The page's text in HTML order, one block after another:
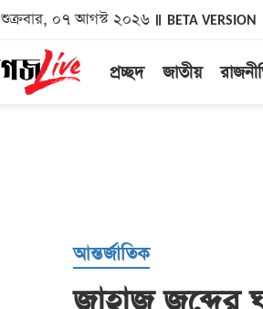
শুক্রবার, ০৭ আগস্ট ২০২৬ BETA VERSION
প্রচ্ছদ জাতীয়
আন্তর্জাতিক